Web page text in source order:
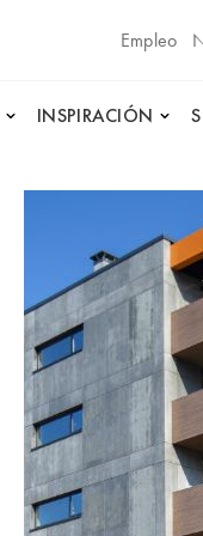
Empleo
INSPIRACIÓN